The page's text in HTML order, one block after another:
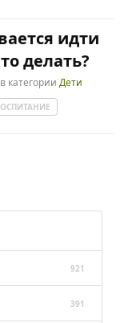
идти
делать?
в категории Дети
921
391